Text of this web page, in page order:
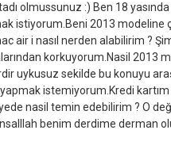
olmussunuz :) Ben 18 yasında
istiyorum.Beni 2013 modeline
air i nasıl nerden alabilirim ?
korkuyorum.Nasil 2013
uykusuz sekilde bu konuyu
istemiyorum.Kredi
nasil temin edebilirim ? O
benim derdime derman